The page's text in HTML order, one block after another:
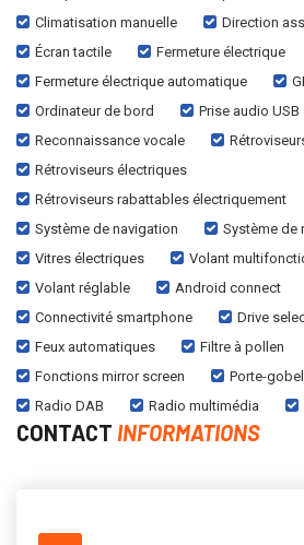
Climatisation manuelle
Direction
Écran tactile
Fermeture électrique
Fermeture électrique automatique
Ordinateur de bord
Prise audio USB
Reconnaissance vocale
Rétroviseurs électriques
Rétroviseurs rabattables électriquement
Système de navigation
Système de
Vitres électriques
Volant
Volant réglable
Android connect
Connectivité smartphone
Drive
Feux automatiques
Filtre à pollen
Fonctions mirror screen
Porte-
Radio DAB
Radio multimédia
CONTACT INFORMATIONS